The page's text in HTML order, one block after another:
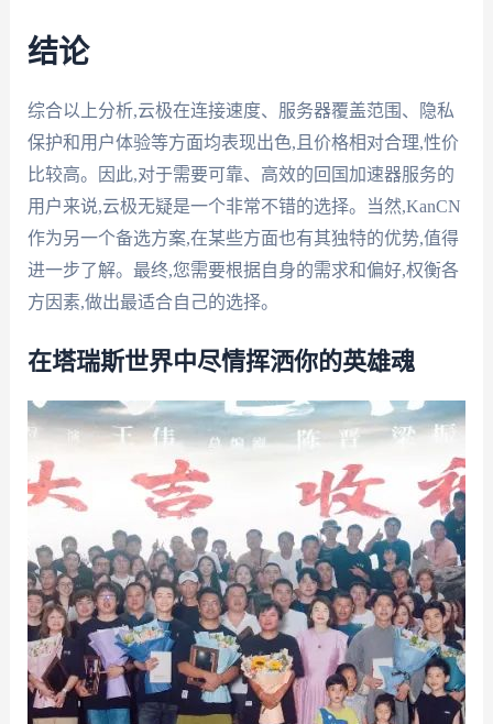
结论
综合以上分析,云极在连接速度、服务器覆盖范围、隐私
保护和用户体验等方面均表现出色,且价格相对合理,性价
比较高。因此,对于需要可靠、高效的回国加速器服务的
用户来说,云极无疑是一个非常不错的选择。当然,KanCN
作为另一个备选方案,在某些方面也有其独特的优势,值得
进一步了解。最终,您需要根据自身的需求和偏好,权衡各
方因素,做出最适合自己的选择。
在塔瑞斯世界中尽情挥洒你的英雄魂